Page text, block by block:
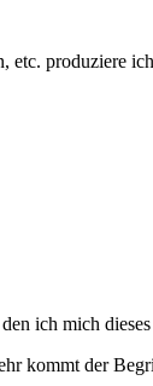
etc. produziere
ich mich
kommt der